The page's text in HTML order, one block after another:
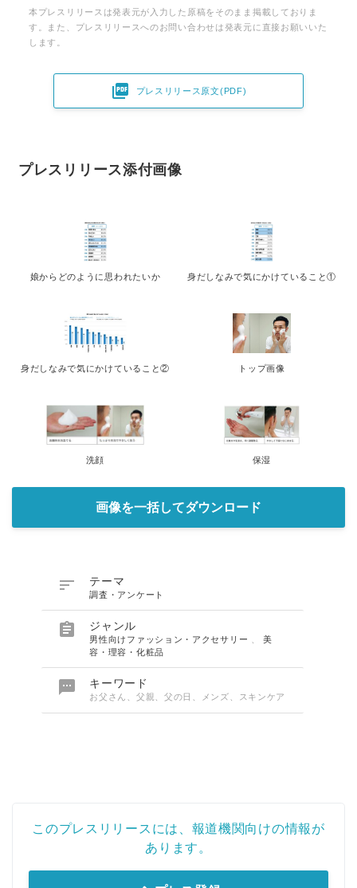
本プレスリリースは発表元が入力した原稿をそのまま掲載しておりま
す。また、プレスリリースへのお問い合わせは発表元に直接お願いいた
します。
 プレスリリース原文(PDF)
プレスリリース添付画像
娘からどのように思われたいか 身だしなみで気にかけていること①
身だしなみで気にかけていること② トップ画像
洗顔 保湿
画像を一括してダウンロード
 テーマ
調査・アンケート
 ジャンル
男性向けファッション・アクセサリー 、美
容・理容・化粧品
 キーワード
お父さん、父親、父の日、メンズ、スキンケア
このプレスリリースには、報道機関向けの情報が
あります。